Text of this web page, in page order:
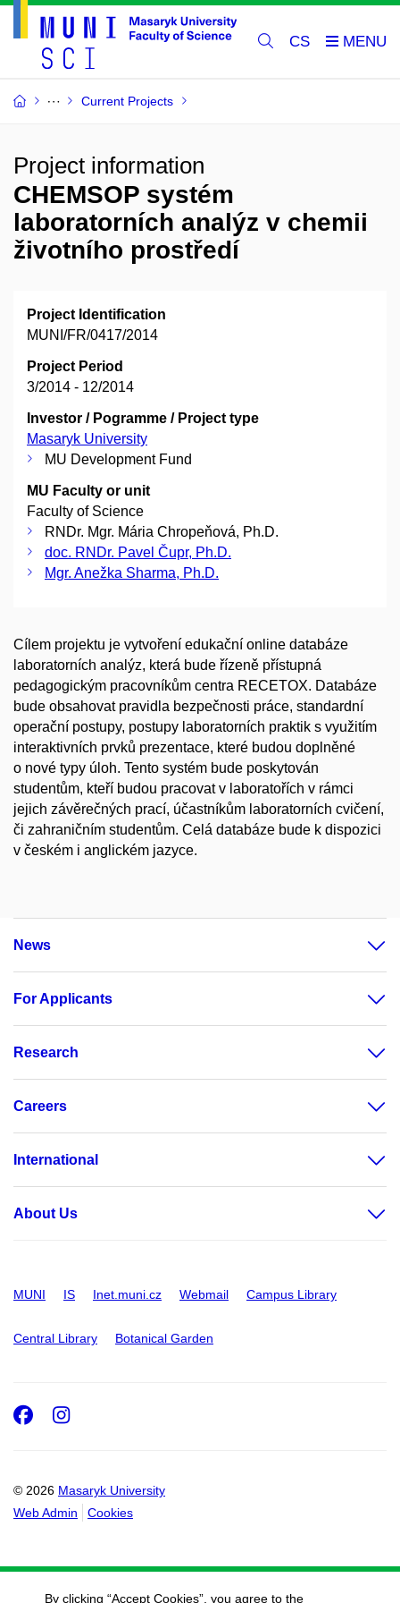
CS
Current Projects
Project information
CHEMSOP systém
laboratorních analýz v chemii
životního prostředí
Project Identification
MUNI/FR/0417/2014
Project Period
3/2014 - 12/2014
Investor / Pogramme / Project type
Masaryk University
MU Development Fund
MU Faculty or unit
Faculty of Science
RNDr. Mgr. Mária Chropeňová, Ph.D.
doc. RNDr. Pavel Čupr, Ph.D.
Mgr. Anežka Sharma, Ph.D.
Cílem projektu je vytvoření edukační online databáze
laboratorních analýz, která bude řízeně přístupná
pedagogickým pracovníkům centra RECETOX. Databáze
bude obsahovat pravidla bezpečnosti práce, standardní
operační postupy, postupy laboratorních praktik s využitím
interaktivních prvků prezentace, které budou doplněné
o nové typy úloh. Tento systém bude poskytován
studentům, kteří budou pracovat v laboratořích v rámci
jejich závěrečných prací, účastníkům laboratorních cvičení,
či zahraničním studentům. Celá databáze bude k dispozici
v českém i anglickém jazyce.
News
For Applicants
Research
Careers
International
About Us
MUNI IS Inet.muni.cz Webmail Campus Library
Central Library Botanical Garden
© 2026 Masaryk University
Web Admin
Cookies
Facebook
Instagram
By clicking “Accept Cookies”, you agree to the